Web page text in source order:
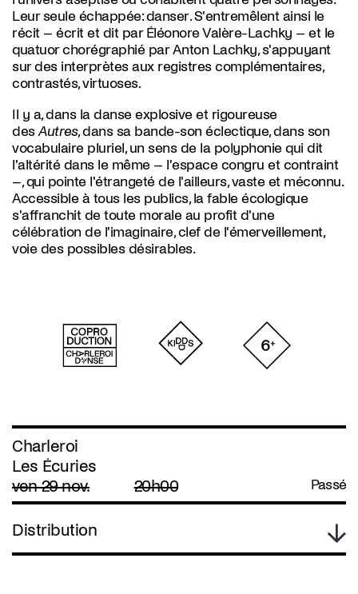
Leur seule échappée: danser. S'entremêlent ainsi le
récit – écrit et dit par Éléonore Valère-Lachky – et le
quatuor chorégraphié par Anton Lachky, s'appuyant
sur des interprètes aux registres complémentaires,
contrastés, virtuoses.
Il y a, dans la danse explosive et rigoureuse
desAutres, dans sa bande-son éclectique, dans son
vocabulaire pluriel, un sens de la polyphonie qui dit
l'altérité dans le même – l'espace congru et contraint
–, qui pointe l'étrangeté de l'ailleurs, vaste et méconnu.
Accessible à tous les publics, la fable écologique
s'affranchit de toute morale au profit d'une
célébration de l'imaginaire, clef de l'émerveillement,
voie des possibles désirables.
Charleroi
Les Écuries
ven 29 nov.
20h00 Passé
Distribution